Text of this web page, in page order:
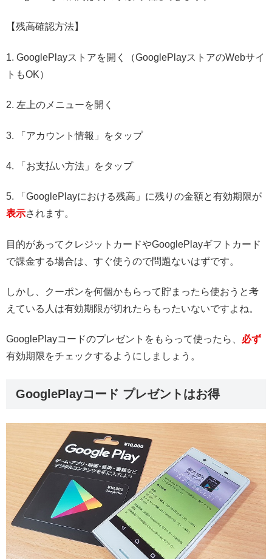
【残高確認方法】
1. GooglePlayストアを開く（GooglePlayストアのWebサイ
トもOK）
2. 左上のメニューを開く
3. 「アカウント情報」をタップ
4. 「お支払い方法」をタップ
5. 「GooglePlayにおける残高」に残りの金額と有効期限が
表示されます。
目的があってクレジットカードやGooglePlayギフトカード
で課金する場合は、すぐ使うので問題ないはずです。
しかし、クーポンを何個かもらって貯まったら使おうと考
えている人は有効期限が切れたらもったいないですよね。
GooglePlayコードのプレゼントをもらって使ったら、 必ず
有効期限をチェックするようにしましょう。
GooglePlayコード プレゼントはお得